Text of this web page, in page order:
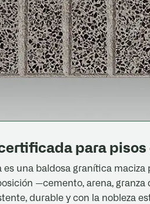
para pisos
es una baldosa granítica
—cemento, arena,
durable y con la nobleza